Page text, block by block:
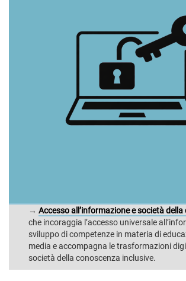
→Accesso all’informazione e società
che incoraggia l’accesso universale
sviluppo di competenze in materia di
media e accompagna le trasformazioni
società della conoscenza inclusive.